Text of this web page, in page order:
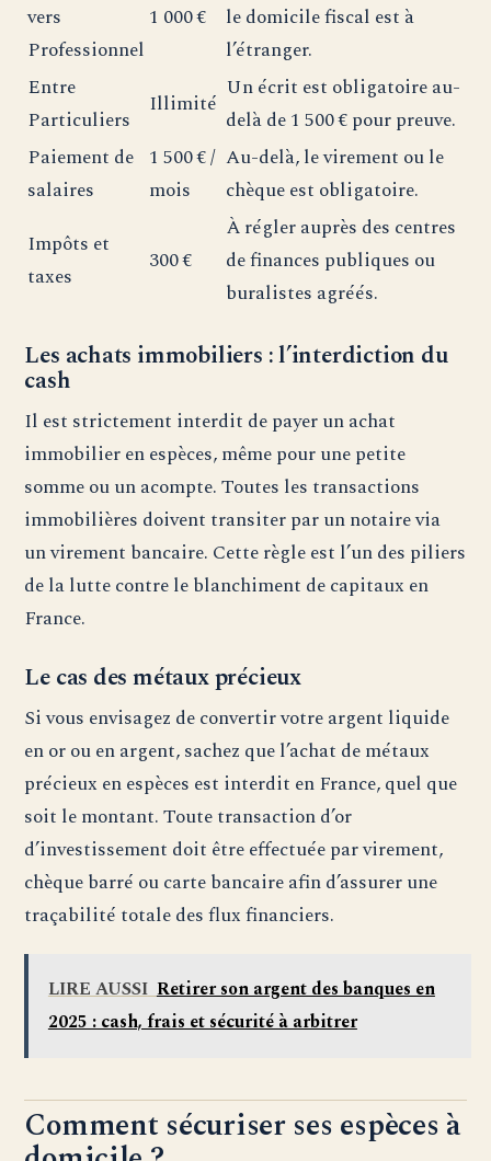
vers
Professionnel
1 000 €
le domicile fiscal est à
l’étranger.
Entre
Particuliers
Illimité
Un écrit est obligatoire au-
delà de 1 500 € pour preuve.
Paiement de
salaires
1 500 € /
mois
Au-delà, le virement ou le
chèque est obligatoire.
Impôts et
taxes
300 €
À régler auprès des centres
de finances publiques ou
buralistes agréés.
Les achats immobiliers : l’interdiction du
cash
Il est strictement interdit de payer un achat
immobilier en espèces, même pour une petite
somme ou un acompte. Toutes les transactions
immobilières doivent transiter par un notaire via
un virement bancaire. Cette règle est l’un des piliers
de la lutte contre le blanchiment de capitaux en
France.
Le cas des métaux précieux
Si vous envisagez de convertir votre argent liquide
en or ou en argent, sachez que l’achat de métaux
précieux en espèces est interdit en France, quel que
soit le montant. Toute transaction d’or
d’investissement doit être effectuée par virement,
chèque barré ou carte bancaire afin d’assurer une
traçabilité totale des flux financiers.
LIRE AUSSI Retirer son argent des banques en
2025 : cash, frais et sécurité à arbitrer
Comment sécuriser ses espèces à